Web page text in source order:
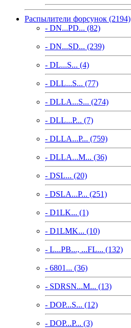
Распылители форсунок (2194)
- DN...PD... (82)
- DN...SD... (239)
- DL...S... (4)
- DLL...S... (77)
- DLLA...S... (274)
- DLL...P... (7)
- DLLA...P... (759)
- DLLA...M... (36)
- DSL... (20)
- DSLA...P... (251)
- D1LK... (1)
- D1LMK... (10)
- L...PB..., ...FL... (132)
- 6801... (36)
- SDRSN...M... (13)
- DOP...S... (12)
- DOP...P... (3)